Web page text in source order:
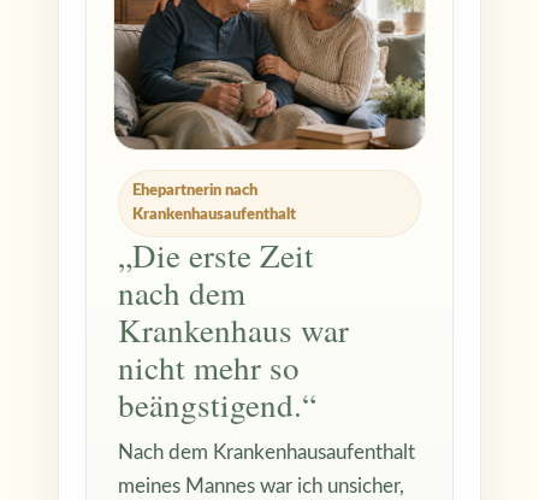
Ehepartnerin nach
Krankenhausaufenthalt
„Die erste Zeit
nach dem
Krankenhaus war
nicht mehr so
beängstigend.“
Nach dem Krankenhausaufenthalt
meines Mannes war ich unsicher,